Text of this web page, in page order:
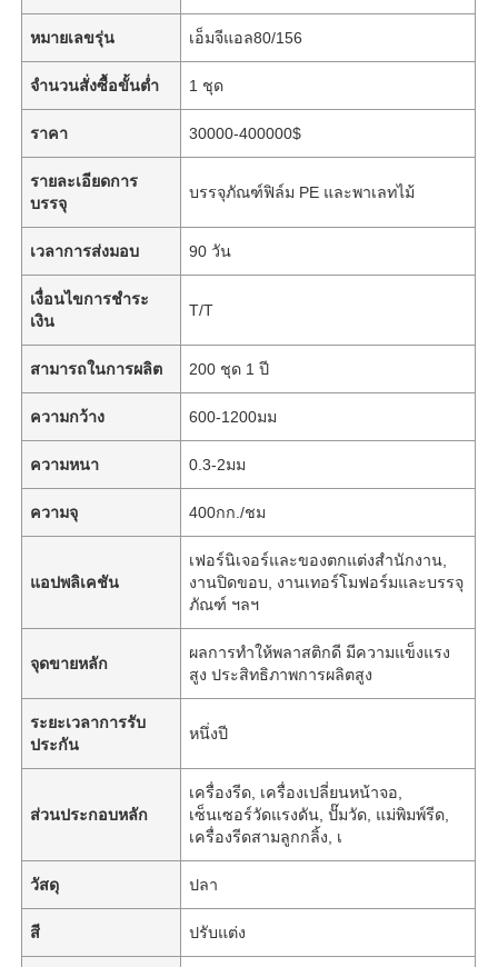
หมายเลขรุ่น เอ็มจีแอล80/156
จำนวนสั่งซื้อขั้นต่ำ 1 ชุด
ราคา 30000-400000$
รายละเอียดการ
บรรจุ
บรรจุภัณฑ์ฟิล์ม PE และพาเลทไม้
เวลาการส่งมอบ 90 วัน
เงื่อนไขการชำระ
เงิน
T/T
สามารถในการผลิต 200 ชุด 1 ปี
ความกว้าง 600-1200มม
ความหนา 0.3-2มม
ความจุ 400กก./ชม
แอปพลิเคชัน
เฟอร์นิเจอร์และของตกแต่งสำนักงาน,
งานปิดขอบ, งานเทอร์โมฟอร์มและบรรจุ
ภัณฑ์ ฯลฯ
จุดขายหลัก
ผลการทำให้พลาสติกดี มีความแข็งแรง
สูง ประสิทธิภาพการผลิตสูง
ระยะเวลาการรับ
ประกัน
หนึ่งปี
ส่วนประกอบหลัก
เครื่องรีด, เครื่องเปลี่ยนหน้าจอ,
เซ็นเซอร์วัดแรงดัน, ปั๊มวัด, แม่พิมพ์รีด,
เครื่องรีดสามลูกกลิ้ง, เ
วัสดุ ปลา
สี ปรับแต่ง